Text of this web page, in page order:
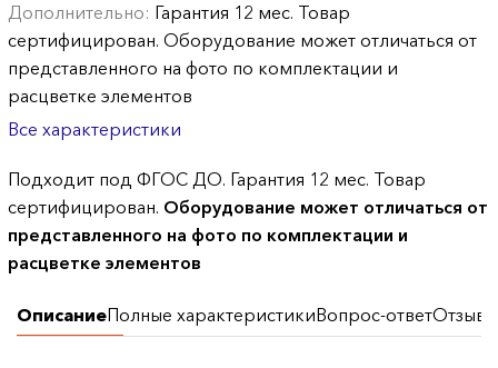
Дополнительно: Гарантия 12 мес. Товар
сертифицирован. Оборудование может отличаться от
представленного на фото по комплектации и
расцветке элементов
Все характеристики
Подходит под ФГОС ДО. Гарантия 12 мес. Товар
сертифицирован. Оборудование может отличаться от
представленного на фото по комплектации и
расцветке элементов
ОписаниеПолные характеристикиВопрос-ответОтзывы